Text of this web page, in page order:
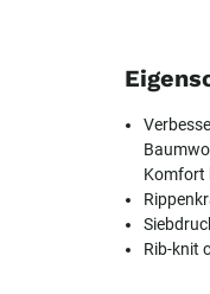
Komfort
Rib-knit